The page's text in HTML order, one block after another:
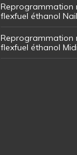
Reprogrammation
flexfuel éthanol
Reprogrammation
flexfuel éthanol